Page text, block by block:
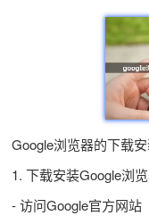
Google浏览器的下载
1. 下载安装Google浏览
- 访问Google官方网站